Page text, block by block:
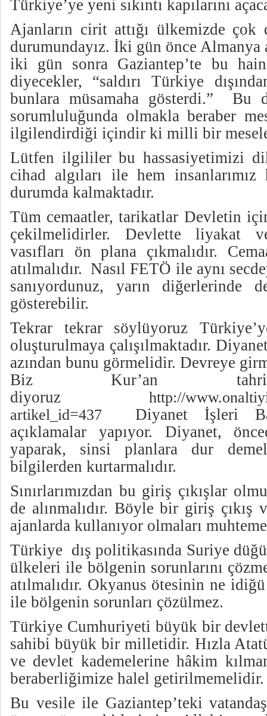
Türkiye’ye yeni sıkıntı kapılarını
Ajanların cirit attığı ülkemizde
durumundayız. İki gün önce Almanya
iki gün sonra Gaziantep’te bu
diyecekler, “saldırı Türkiye
bunlara müsamaha gösterdi.” Bu
sorumluluğunda olmakla beraber
ilgilendirdiği içindir ki milli bir
Lütfen ilgililer bu hassasiyetimizi
cihad algıları ile hem
durumda kalmaktadır.
Tüm cemaatler, tarikatlar Devletin
çekilmelidirler. Devlette liyakat
vasıfları ön plana çıkmalıdır.
atılmalıdır. Nasıl FETÖ ile aynı
sanıyordunuz, yarın diğerlerinde
gösterebilir.
Tekrar tekrar söylüyoruz
oluşturulmaya çalışılmaktadır.
azından bunu görmelidir. Devreye
Biz Kur’an
diyoruz http://
artikel_id=437
Diyanet İşleri
açıklamalar yapıyor. Diyanet,
yaparak, sinsi planlara dur
bilgilerden kurtarmalıdır.
Sınırlarımızdan bu giriş çıkışlar
de alınmalıdır. Böyle bir giriş çıkış
ajanlarda kullanıyor olmaları
Türkiye dış politikasında Suriye
ülkeleri ile bölgenin sorunlarını
atılmalıdır. Okyanus ötesinin ne
ile bölgenin sorunları çözülmez.
Türkiye Cumhuriyeti büyük bir
sahibi büyük bir milletidir. Hızla
ve devlet kademelerine hâkim
beraberliğimize halel getirilmemelidir.
Bu vesile ile Gaziantep’teki